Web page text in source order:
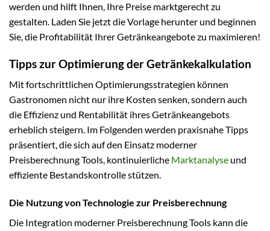
werden und hilft Ihnen, Ihre Preise marktgerecht zu
gestalten. Laden Sie jetzt die Vorlage herunter und beginnen
Sie, die Profitabilität Ihrer Getränkeangebote zu maximieren!
Tipps zur Optimierung der Getränkekalkulation
Mit fortschrittlichen Optimierungsstrategien können
Gastronomen nicht nur ihre Kosten senken, sondern auch
die Effizienz und Rentabilität ihres Getränkeangebots
erheblich steigern. Im Folgenden werden praxisnahe Tipps
präsentiert, die sich auf den Einsatz moderner
Preisberechnung Tools, kontinuierliche Marktanalyse und
effiziente Bestandskontrolle stützen.
Die Nutzung von Technologie zur Preisberechnung
Die Integration moderner Preisberechnung Tools kann die